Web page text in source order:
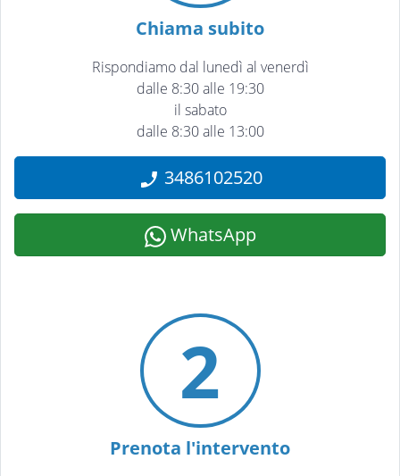
Chiama subito
Rispondiamo dal lunedì al venerdì
dalle 8:30 alle 19:30
il sabato
dalle 8:30 alle 13:00
3486102520
WhatsApp
2
Prenota l'intervento